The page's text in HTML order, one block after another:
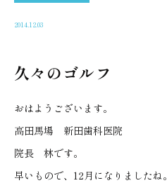
2014.12.03
久々のゴルフ
おはようございます。
高田馬場 新田歯科医院
院長 林です。
早いもので、12月になりましたね。